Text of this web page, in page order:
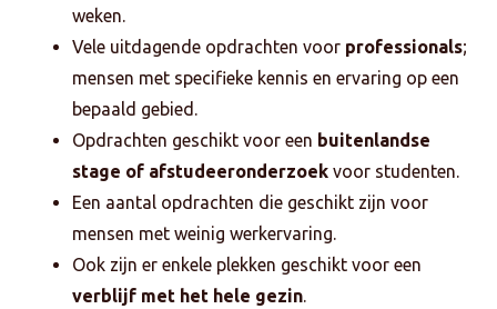
weken.
Vele uitdagende opdrachten voor professionals;
mensen met specifieke kennis en ervaring op een
bepaald gebied.
Opdrachten geschikt voor een buitenlandse
stage of afstudeeronderzoek voor studenten.
Een aantal opdrachten die geschikt zijn voor
mensen met weinig werkervaring.
Ook zijn er enkele plekken geschikt voor een
verblijf met het hele gezin.